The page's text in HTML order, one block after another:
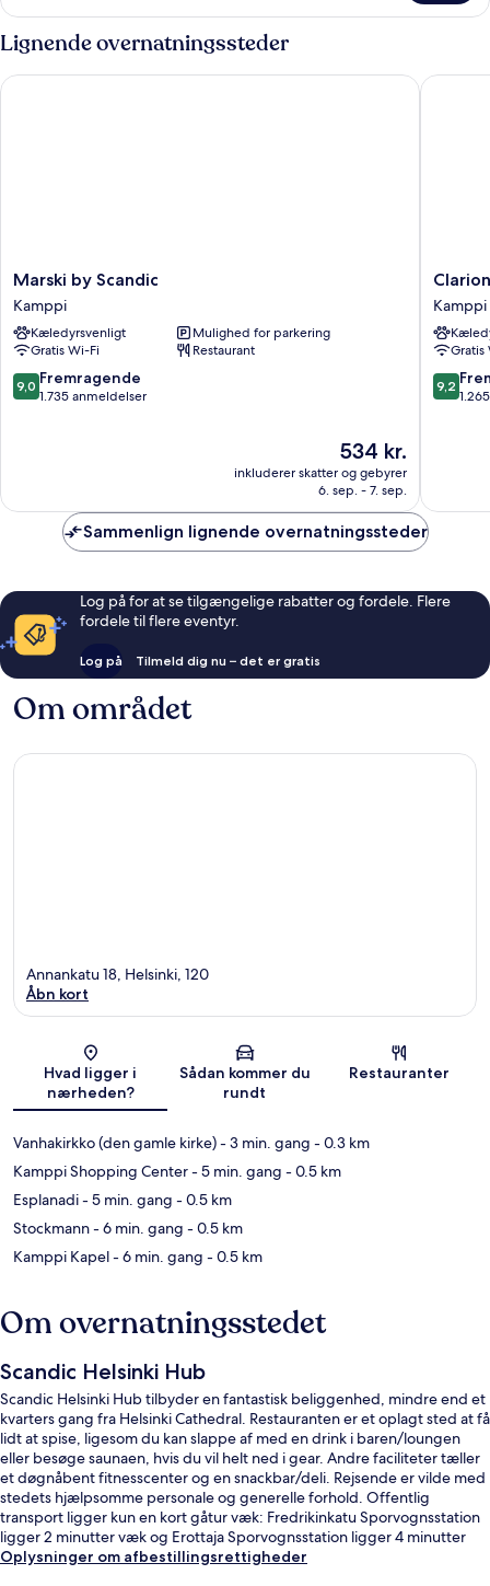
King
Multibed
Room
Lignende overnatningssteder
Marski
by
Scandic
Kamppi
Marski by Scandic
Kamppi
Kæledyrsvenligt
Mulighed for parkering
Gratis Wi-Fi
Restaurant
9.0
ud
9,0 Fremragende
1.735 anmeldelser
Prisen
534 kr.
534 kr.
inkluderer skatter og gebyrer
6. sep. - 7. sep.
Marski by Scandic
Clarion
Hotel
Mestari
Kamppi
Kamppi
Gratis
9.2
ud
9,2
Clarion
Sammenlign lignende overnatningssteder
Log på for at se tilgængelige rabatter og fordele. Flere
fordele til flere eventyr.
Log på Tilmeld dig nu – det er gratis
Om området
Kort
Annankatu 18, Helsinki, 120
Åbn kort
Hvad ligger i
nærheden?
Sådan kommer du
rundt
Restauranter
Vanhakirkko (den gamle kirke)- 3 min. gang - 0.3 km
Kamppi Shopping Center- 5 min. gang - 0.5 km
Esplanadi- 5 min. gang - 0.5 km
Stockmann- 6 min. gang - 0.5 km
Kamppi Kapel- 6 min. gang - 0.5 km
Om overnatningsstedet
Scandic Helsinki Hub
Scandic Helsinki Hub tilbyder en fantastisk beliggenhed, mindre end et
kvarters gang fra Helsinki Cathedral. Restauranten er et oplagt sted at få
lidt at spise, ligesom du kan slappe af med en drink i baren/loungen
eller besøge saunaen, hvis du vil helt ned i gear. Andre faciliteter tæller
et døgnåbent fitnesscenter og en snackbar/deli. Rejsende er vilde med
stedets hjælpsomme personale og generelle forhold. Offentlig
transport ligger kun en kort gåtur væk: Fredrikinkatu Sporvognsstation
ligger 2 minutter væk og Erottaja Sporvognsstation ligger 4 minutter
derfra.
Oplysninger om afbestillingsrettigheder